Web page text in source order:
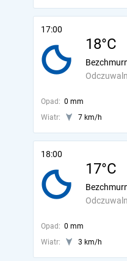
17:00
18°C
Opad: 0 mm
Wiatr:
7 km/h
18:00
17°C
Opad: 0 mm
Wiatr:
3 km/h